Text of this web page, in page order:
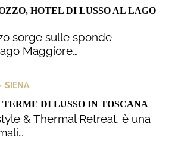
HOTEL DI LUSSO AL LAGO
sorge sulle sponde
Maggiore…
SIENA
DI LUSSO IN TOSCANA
& Thermal Retreat, è una